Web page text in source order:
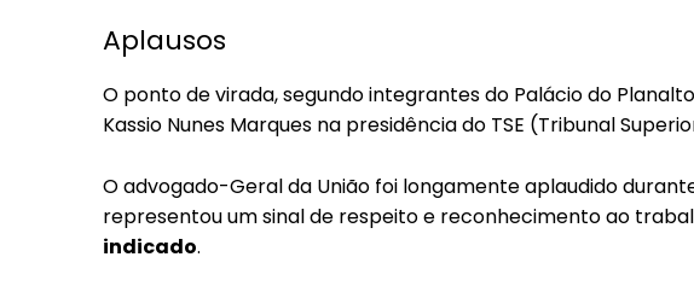
Aplausos
O ponto de virada, segundo integrantes do Palácio do
Kassio Nunes Marques na presidência do TSE (Tribunal
O advogado-Geral da União foi longamente aplaudido
representou um sinal de respeito e reconhecimento ao
indicado.